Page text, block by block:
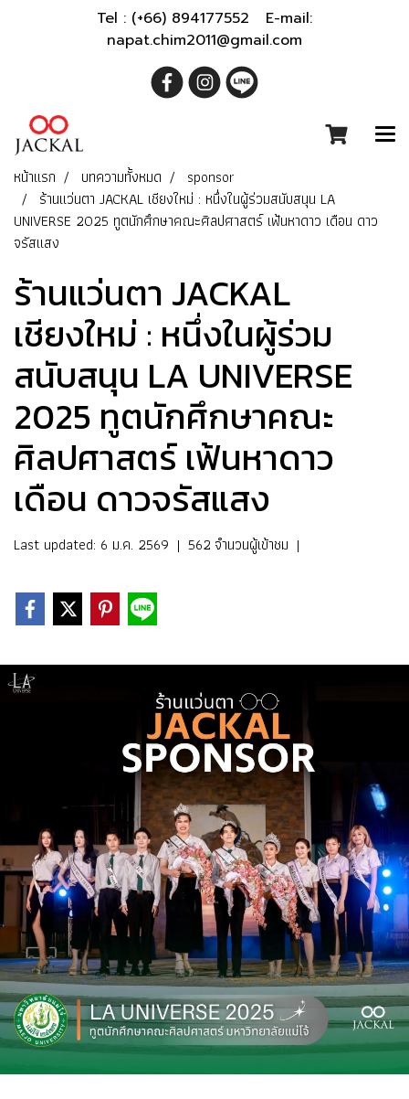
Tel : (+66) 894177552 E-mail:
napat.chim2011@gmail.com
หน้าแรก บทความทั้งหมด
sponsor
ร้านแว่นตา JACKAL เชียงใหม่ : หนึ่งในผู้ร่วมสนับสนุน LA
UNIVERSE 2025 ทูตนักศึกษาคณะศิลปศาสตร์ เฟ้นหาดาว เดือน ดาว
จรัสแสง
ร้านแว่นตา JACKAL
เชียงใหม่ : หนึ่งในผู้ร่วม
สนับสนุน LA UNIVERSE
2025 ทูตนักศึกษาคณะ
ศิลปศาสตร์ เฟ้นหาดาว
เดือน ดาวจรัสแสง
Last updated: 6 ม.ค. 2569 | 562 จำนวนผู้เข้าชม |